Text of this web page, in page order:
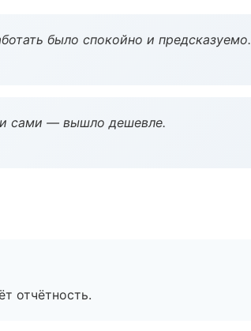
было спокойно и предсказуемо.
сами — вышло дешевле.
отчётность.